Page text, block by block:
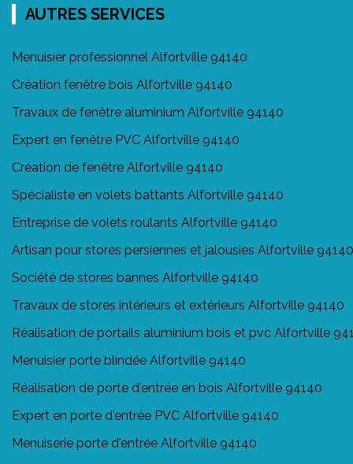
AUTRES SERVICES
Menuisier professionnel Alfortville 94140
Création fenêtre bois Alfortville 94140
Travaux de fenêtre aluminium Alfortville 94140
Expert en fenêtre PVC Alfortville 94140
Création de fenêtre Alfortville 94140
Spécialiste en volets battants Alfortville 94140
Entreprise de volets roulants Alfortville 94140
Artisan pour stores persiennes et jalousies Alfortville 94140
Société de stores bannes Alfortville 94140
Travaux de stores intérieurs et extérieurs Alfortville 94140
Réalisation de portails aluminium bois et pvc Alfortville
Menuisier porte blindée Alfortville 94140
Réalisation de porte d'entrée en bois Alfortville 94140
Expert en porte d'entrée PVC Alfortville 94140
Menuiserie porte d'entrée Alfortville 94140